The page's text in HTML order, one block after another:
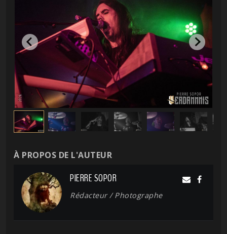
À PROPOS DE L'AUTEUR
PIERRE SOPOR
Rédacteur / Photographe